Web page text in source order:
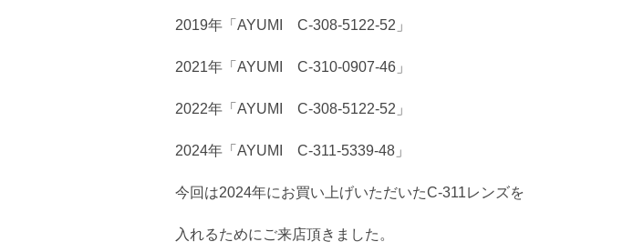
2019年「AYUMI C-308-5122-52」
2021年「AYUMI C-310-0907-46」
2022年「AYUMI C-308-5122-52」
2024年「AYUMI C-311-5339-48」
今回は2024年にお買い上げいただいたC-311レンズを
入れるためにご来店頂きました。